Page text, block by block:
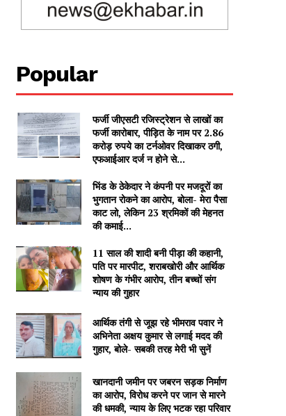
Popular
फर्जी जीएसटी रजिस्ट्रेशन से लाखों का
फर्जी कारोबार, पीड़ित के नाम पर 2.86
करोड़ रुपये का टर्नओवर दिखाकर ठगी,
एफआईआर दर्ज न होने से...
भिंड के ठेकेदार ने कंपनी पर मजदूरों का
भुगतान रोकने का आरोप, बोला- मेरा पैसा
काट लो, लेकिन 23 श्रमिकों की मेहनत
की कमाई...
11 साल की शादी बनी पीड़ा की कहानी,
पति पर मारपीट, शराबखोरी और आर्थिक
शोषण के गंभीर आरोप, तीन बच्चों संग
न्याय की गुहार
आर्थिक तंगी से जूझ रहे भीमराव पवार ने
अभिनेता अक्षय कुमार से लगाई मदद की
गुहार, बोले- सबकी तरह मेरी भी सुनें
खानदानी जमीन पर जबरन सड़क निर्माण
का आरोप, विरोध करने पर जान से मारने
की धमकी, न्याय के लिए भटक रहा परिवार